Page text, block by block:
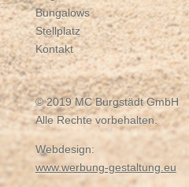
Bungalows
Stellplatz
Kontakt
© 2019 MC Burgstädt GmbH
Alle Rechte vorbehalten.
Webdesign:
www.werbung-gestaltung.eu